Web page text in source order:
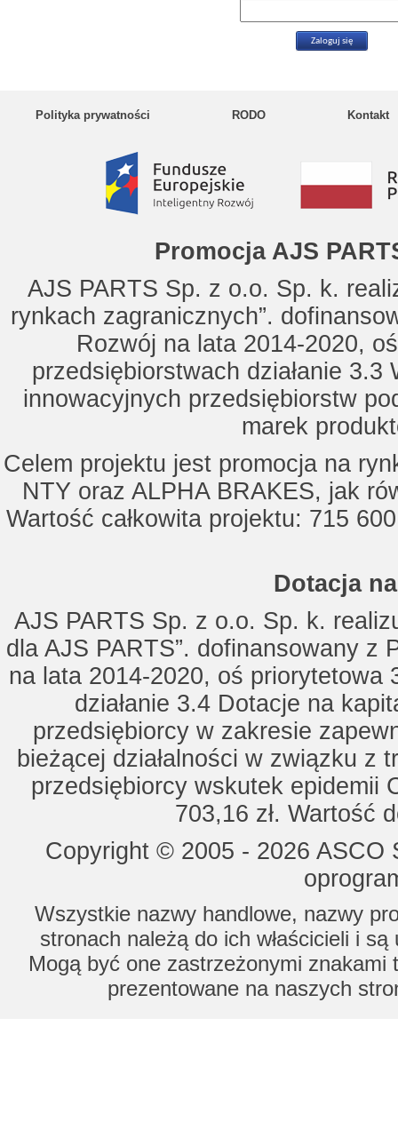
Polityka prywatności RODO Kontakt
Promocja AJS
AJS PARTS Sp. z o.o. Sp. k.
rynkach zagranicznych”.
Rozwój na lata 2014-2020,
przedsiębiorstwach działanie
innowacyjnych przedsiębiorstw
marek
Celem projektu jest promocja na
NTY oraz ALPHA BRAKES, jak
Wartość całkowita projektu: 715
Dotacja
AJS PARTS Sp. z o.o. Sp. k.
dla AJS PARTS”. dofinansowany z
na lata 2014-2020, oś priorytetowa
działanie 3.4 Dotacje na
przedsiębiorcy w zakresie
bieżącej działalności w związku z
przedsiębiorcy wskutek epidemii
703,16 zł. Wartość
Copyright © 2005 - 2026
Wszystkie nazwy handlowe, nazwy
stronach należą do ich właścicieli i
Mogą być one zastrzeżonymi znakami
prezentowane na naszych